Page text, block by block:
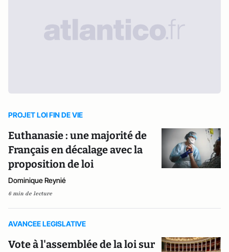
PROJET LOI FIN DE VIE
Euthanasie : une majorité de
Français en décalage avec la
proposition de loi
Dominique Reynié
6 min de lecture
AVANCEE LEGISLATIVE
Vote à l'assemblée de la loi sur